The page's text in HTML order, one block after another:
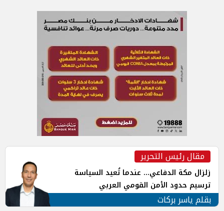
مقال رئيس التحرير
زلزال مكة الدفاعي... عندما تُعيد السياسة
ترسيم حدود الأمن القومي العربي
بقلم ياسر بركات